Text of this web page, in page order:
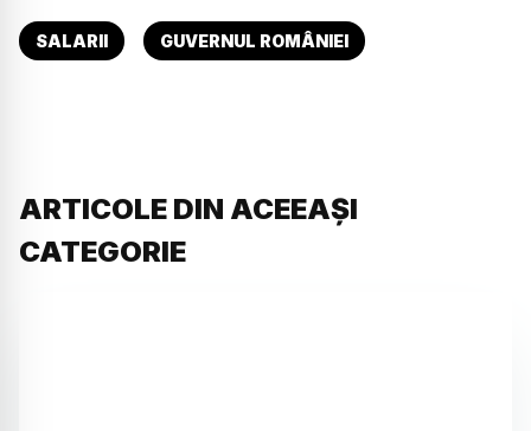
SALARII GUVERNUL ROMÂNIEI
ARTICOLE DIN ACEEAȘI
CATEGORIE